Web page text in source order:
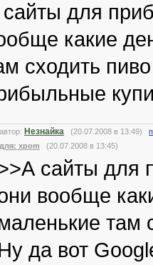
для
какие
сходить
автор: Незнайка (20.07.2008 в 13:49)
для: xpom (20.07.2008 в 13:45)
сайты для
вообще
там
да вот